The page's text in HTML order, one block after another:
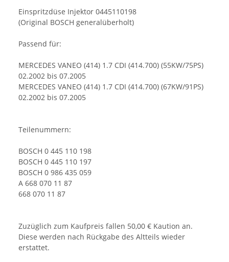
Einspritzdüse Injektor 0445110198
(Original BOSCH generalüberholt)
Passend für:
MERCEDES VANEO (414) 1.7 CDI (414.700) (55KW/75PS)
02.2002 bis 07.2005
MERCEDES VANEO (414) 1.7 CDI (414.700) (67KW/91PS)
02.2002 bis 07.2005
Teilenummern:
BOSCH 0 445 110 198
BOSCH 0 445 110 197
BOSCH 0 986 435 059
A 668 070 11 87
668 070 11 87
Zuzüglich zum Kaufpreis fallen 50,00 € Kaution an.
Diese werden nach Rückgabe des Altteils wieder
erstattet.